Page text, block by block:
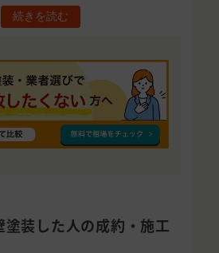
続きを読む
塗装した人の成約・施工